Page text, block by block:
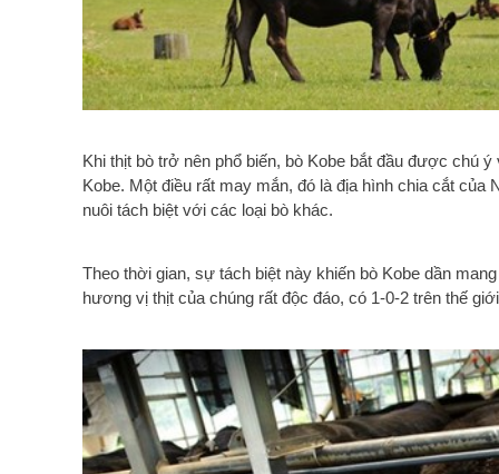
Khi thịt bò trở nên phổ biến, bò Kobe bắt đầu được chú
Kobe. Một điều rất may mắn, đó là địa hình chia cắt của
nuôi tách biệt với các loại bò khác.
Theo thời gian, sự tách biệt này khiến bò Kobe dần
hương vị thịt của chúng rất độc đáo, có 1-0-2 trên thế